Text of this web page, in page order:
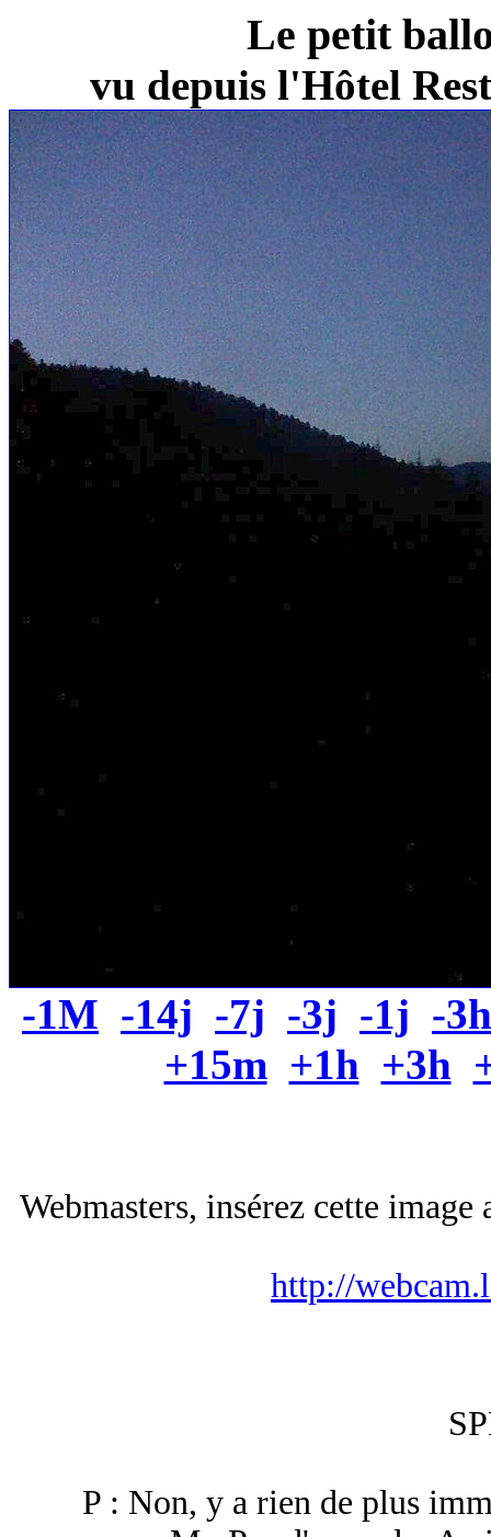
Le petit
vu depuis l'Hôtel
-1M -14j -7j -3j -1j -3h
+15m +1h +3h
Webmasters, insérez cette
http://
P : Non, y a rien de plus